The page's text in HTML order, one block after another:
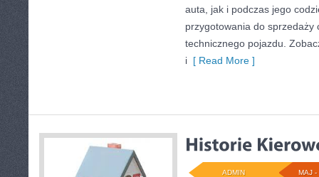
auta, jak i podczas jego
przygotowania do sprzedaży
technicznego pojazdu.
i [ Read More ]
MAJ -
ADMIN